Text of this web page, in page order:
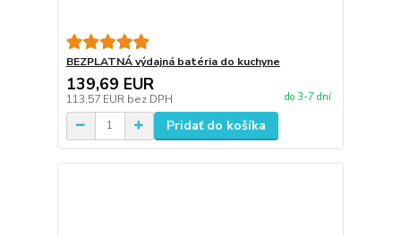
BEZPLATNÁ výdajná batéria do kuchyne
139,69 EUR
113,57 EUR bez DPH do 3-7 dní
Pridať do košíka